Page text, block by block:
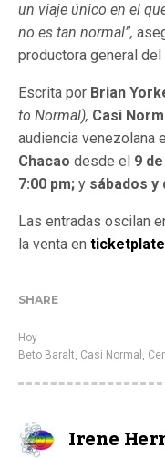
un viaje único en el
no es tan normal”,
productora general del
Escrita por Brian
to Normal), Casi
audiencia venezolana
Chacao desde el 9
7:00 pm; y sábados y
Las entradas oscilan
la venta en
SHARE
Hoy
Beto Baralt, Casi Normal ,
Irene